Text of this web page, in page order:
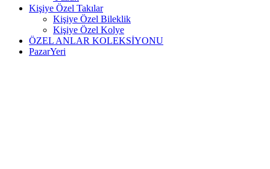
Kişiye Özel Takılar
Kişiye Özel Bileklik
Kişiye Özel Kolye
ÖZEL ANLAR KOLEKSİYONU
PazarYeri